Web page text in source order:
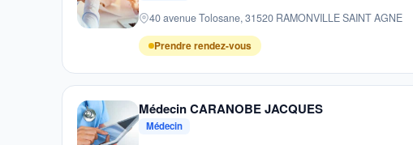
40 avenue Tolosane, 31520 RAMONVILLE SAINT AGNE
Prendre rendez-vous
Médecin CARANOBE JACQUES
Médecin